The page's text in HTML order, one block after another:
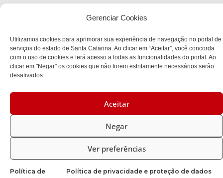
Gerenciar Cookies
Utilizamos cookies para aprimorar sua experiência de navegação no portal de
serviços do estado de Santa Catarina. Ao clicar em “Aceitar”, você concorda
com o uso de cookies e terá acesso a todas as funcionalidades do portal. Ao
clicar em "Negar" os cookies que não forem estritamente necessários serão
desativados.
Aceitar
Negar
Ver preferências
Política de Política de privacidade e proteção de dados
SEJURI - Secretaria de Estado de Justiça e Reintegração
Rua Fúlvio Aducci, 1214 - Loja 06
Bairro:
Estreito - Florianópolis - SC
CEP: